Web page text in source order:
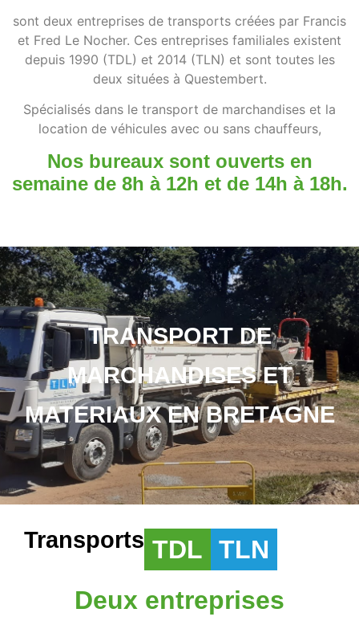
sont deux entreprises de transports créées par Francis
et Fred Le Nocher. Ces entreprises familiales existent
depuis 1990 (TDL) et 2014 (TLN) et sont toutes les
deux situées à Questembert.
Spécialisés dans le transport de marchandises et la
location de véhicules avec ou sans chauffeurs,
Nos bureaux sont ouverts en
semaine de 8h à 12h et de 14h à 18h.
TRANSPORT DE
MARCHANDISES ET
MATERIAUX EN BRETAGNE
Transports TDL TLN
Deux entreprises